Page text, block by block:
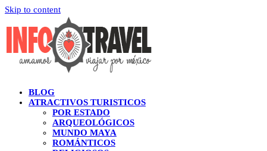
Skip to content
BLOG
ATRACTIVOS TURISTICOS
POR ESTADO
ARQUEOLÓGICOS
MUNDO MAYA
ROMÁNTICOS